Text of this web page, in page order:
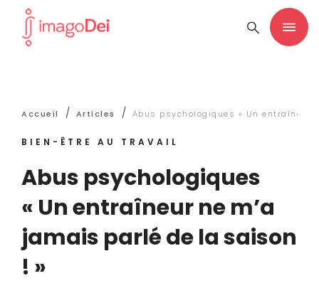
Accueil / Articles / Abus psychologiques « Un entraîneur
BIEN-ÊTRE AU TRAVAIL
Abus psychologiques
« Un entraîneur ne m’a
jamais parlé de la saison
! »